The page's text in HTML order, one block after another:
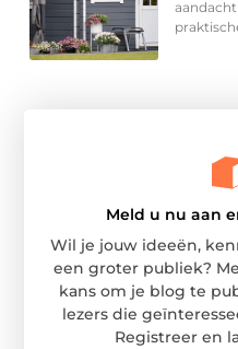
Meld u nu aan
Wil je jouw ideeën,
een groter publiek?
kans om je blog te
lezers die
Registreer en